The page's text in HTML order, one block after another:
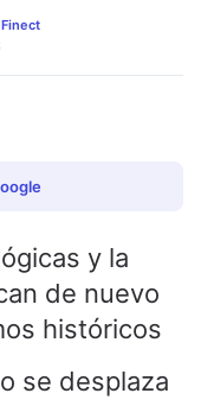
Finect
y la
de nuevo
históricos
se desplaza